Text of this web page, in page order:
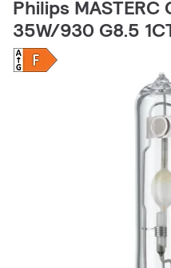
Philips
35W/930 G8.5